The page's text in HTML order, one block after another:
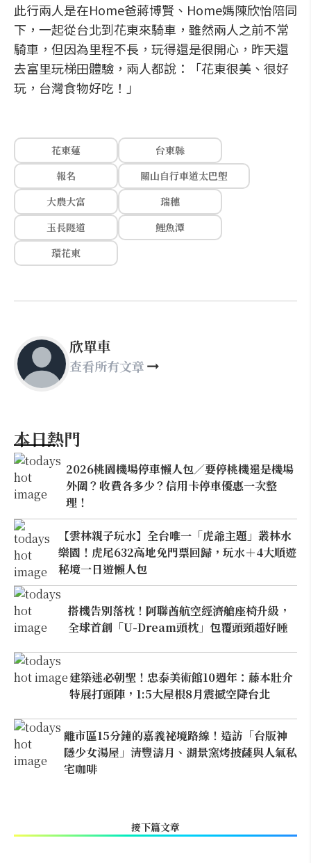
此行兩人是在Home爸蔣博賢、Home媽陳欣怡陪同
下，一起從台北到花東來騎車，雖然兩人之前不常
騎車，但因為里程不長，玩得還是很開心，昨天還
去富里玩梯田體驗，兩人都說：「花東很美、很好
玩，台灣食物好吃！」
花東蓮
台東縣
報名
關山自行車道太巴塱
大農大富
瑞穗
玉長隧道
鯉魚潭
環花東
欣單車
查看所有文章
本日熱門
2026桃園機場停車懶人包／要停桃機還是機場
外圍？收費各多少？信用卡停車優惠一次整
理！
【雲林親子玩水】全台唯一「虎爺主題」叢林水
樂園！虎尾632高地免門票回歸，玩水＋4大順遊
秘境一日遊懶人包
搭機告別落枕！阿聯酋航空經濟艙座椅升級，
全球首創「U-Dream頭枕」包覆頭頸超好睡
建築迷必朝聖！忠泰美術館10週年：藤本壯介
特展打頭陣，1:5大屋根8月震撼空降台北
離市區15分鐘的嘉義祕境路線！造訪「台版神
隱少女湯屋」清豐濤月、湖景窯烤披薩與人氣私
宅咖啡
接下篇文章